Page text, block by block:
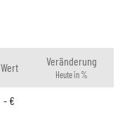
Wert Veränderung
Heute in %
- €